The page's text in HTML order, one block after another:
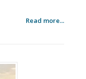
Read more...